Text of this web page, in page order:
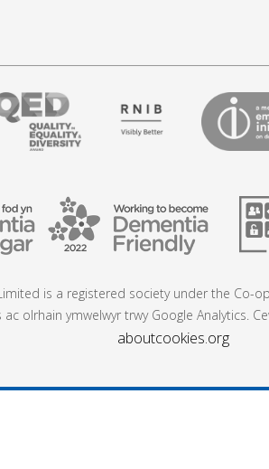
is a registered society under the Co-
olrhain ymwelwyr trwy Google Analytics.
aboutcookies.org